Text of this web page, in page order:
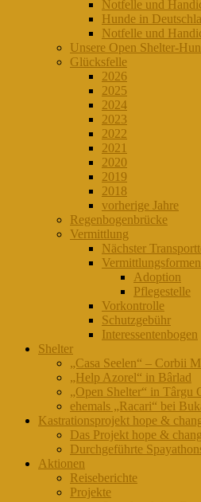
Notfelle und
Hunde in
Notfelle und
Unsere Open Shelter-
Glücksfelle
2026
2025
2024
2023
2022
2021
2020
2019
2018
vorherige Jahre
Regenbogenbrücke
Vermittlung
Nächster
Vermittlungsformen
Adoption
Pflegestelle
Vorkontrolle
Schutzgebühr
Interessentenbogen
Shelter
„Casa Seelen“ – Corbii
„Help Azorel“ in Bârlad
„Open Shelter“ in Târgu
ehemals „Racari“ bei
Kastrationsprojekt hope &
Das Projekt hope &
Durchgeführte
Aktionen
Reiseberichte
Projekte